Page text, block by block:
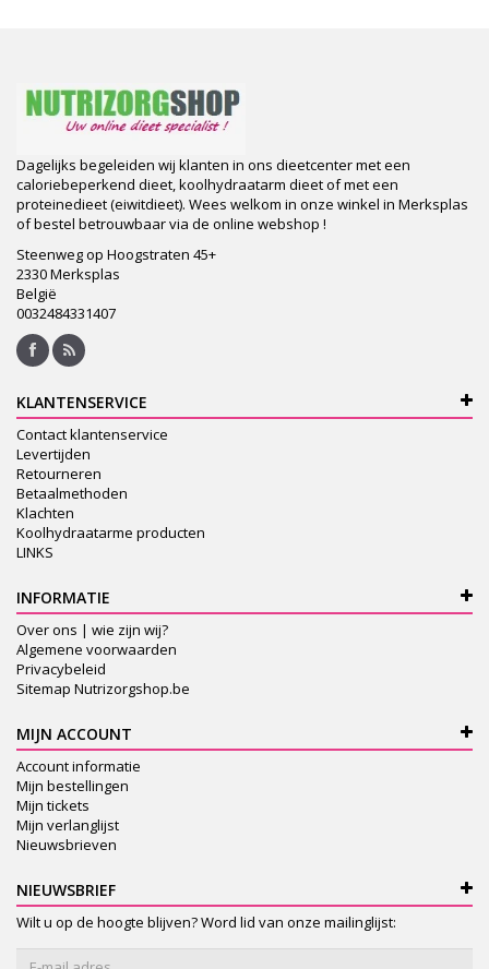
Dagelijks begeleiden wij klanten in ons dieetcenter met een
caloriebeperkend dieet, koolhydraatarm dieet of met een
proteinedieet (eiwitdieet). Wees welkom in onze winkel in Merksplas
of bestel betrouwbaar via de online webshop !
Steenweg op Hoogstraten 45+
2330 Merksplas
België
0032484331407
KLANTENSERVICE
Contact klantenservice
Levertijden
Retourneren
Betaalmethoden
Klachten
Koolhydraatarme producten
LINKS
INFORMATIE
Over ons | wie zijn wij?
Algemene voorwaarden
Privacybeleid
Sitemap Nutrizorgshop.be
MIJN ACCOUNT
Account informatie
Mijn bestellingen
Mijn tickets
Mijn verlanglijst
Nieuwsbrieven
NIEUWSBRIEF
Wilt u op de hoogte blijven? Word lid van onze mailinglijst: